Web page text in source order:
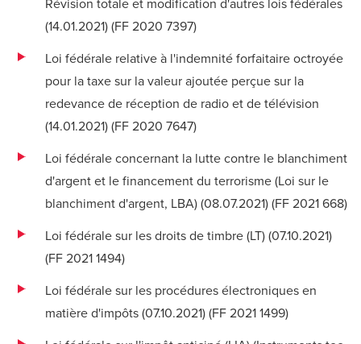
(14.01.2021) (FF 2020 7397)
Loi fédérale relative à l'indemnité forfaitaire octroyée
pour la taxe sur la valeur ajoutée perçue sur la
redevance de réception de radio et de télévision
(14.01.2021) (FF 2020 7647)
Loi fédérale concernant la lutte contre le blanchiment
d'argent et le financement du terrorisme (Loi sur le
blanchiment d'argent, LBA) (08.07.2021) (FF 2021 668)
Loi fédérale sur les droits de timbre (LT) (07.10.2021)
(FF 2021 1494)
Loi fédérale sur les procédures électroniques en
matière d'impôts (07.10.2021) (FF 2021 1499)